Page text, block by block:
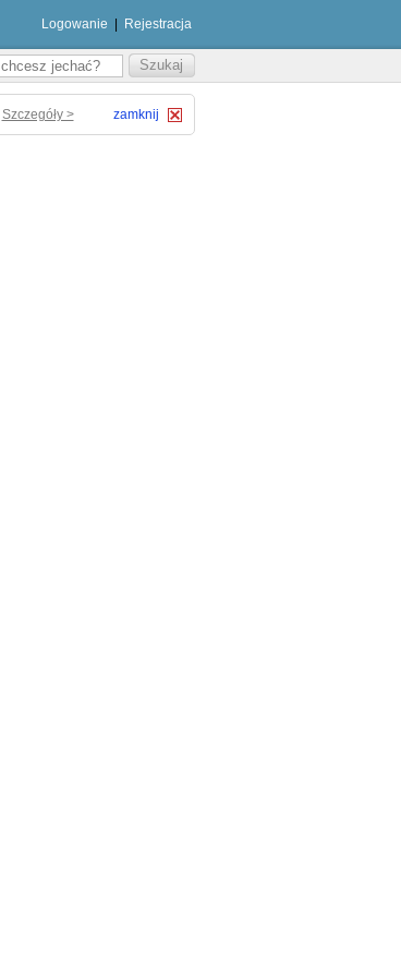
Logowanie Rejestracja
Szczegóły > zamknij